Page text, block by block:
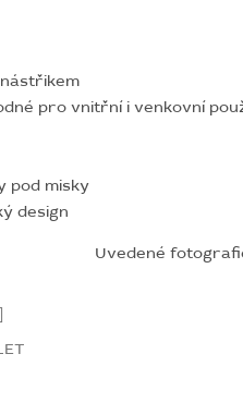
pro vnitřní i venkovní
pod misky
design
Uvedené